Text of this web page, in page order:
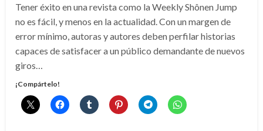
Tener éxito en una revista como la Weekly Shônen Jump
no es fácil, y menos en la actualidad. Con un margen de
error mínimo, autoras y autores deben perfilar historias
capaces de satisfacer a un público demandante de nuevos
giros…
¡Compártelo!